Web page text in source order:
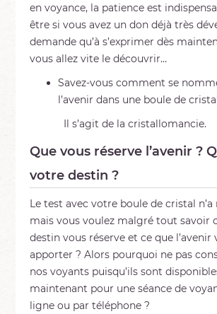
en voyance, la patience est
être si vous avez un don déjà très
demande qu’à s’exprimer dès
vous allez vite le découvrir…
Savez-vous comment se
l’avenir dans une boule de
Il s’agit de la cristallomancie.
Que vous réserve l’avenir ?
votre destin ?
Le test avec votre boule de cristal n’a
mais vous voulez malgré tout savoir
destin vous réserve et ce que l’avenir
apporter ? Alors pourquoi ne pas
nos voyants puisqu’ils sont
maintenant pour une séance de
ligne ou par téléphone ?